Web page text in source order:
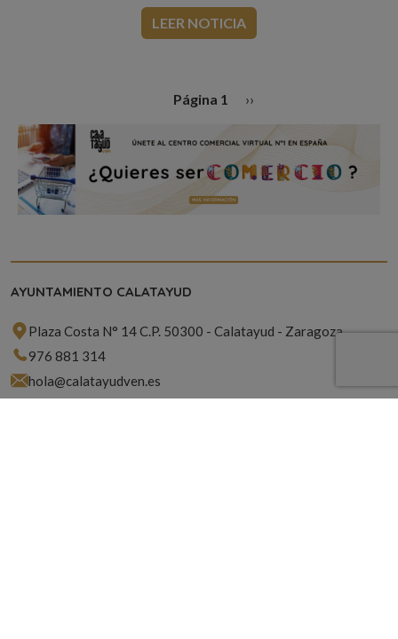
LEER NOTICIA
Página 1 Siguiente página
››
AYUNTAMIENTO CALATAYUD
Plaza Costa N° 14 C.P. 50300 - Calatayud - Zaragoza
976 881 314
hola@calatayudven.es